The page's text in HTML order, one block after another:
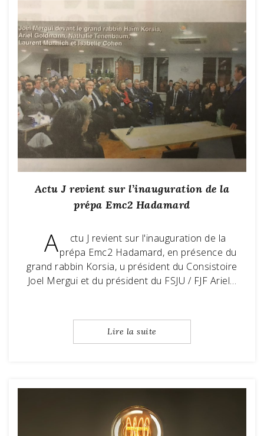
Actu J revient sur l’inauguration de la
prépa Emc2 Hadamard
A
ctu J revient sur l'inauguration de la
prépa Emc2 Hadamard, en présence du
grand rabbin Korsia, u président du Consistoire
Joel Mergui et du président du FSJU / FJF Ariel…
Lire la suite